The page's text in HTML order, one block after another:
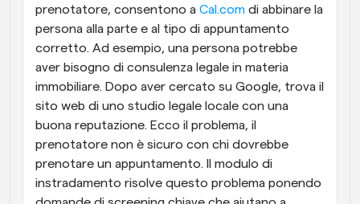
prenotatore, consentono a Cal.com di abbinare la
persona alla parte e al tipo di appuntamento
corretto. Ad esempio, una persona potrebbe
aver bisogno di consulenza legale in materia
immobiliare. Dopo aver cercato su Google, trova il
sito web di uno studio legale locale con una
buona reputazione. Ecco il problema, il
prenotatore non è sicuro con chi dovrebbe
prenotare un appuntamento. Il modulo di
instradamento risolve questo problema ponendo